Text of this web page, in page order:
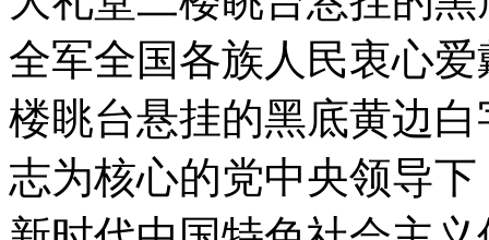
全军全国各族人民衷心
楼眺台悬挂的黑底黄边
志为核心的党中央领导